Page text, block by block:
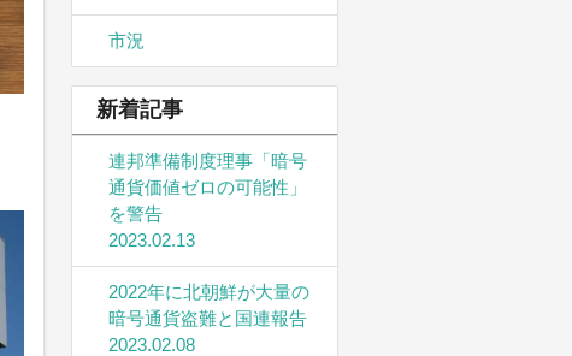
市況
新着記事
連邦準備制度理事「暗号
通貨価値ゼロの可能性」
を警告
2023.02.13
2022年に北朝鮮が大量の
暗号通貨盗難と国連報告
2023.02.08